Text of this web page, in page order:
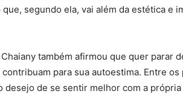
segundo ela, vai além da estética e
também afirmou que quer parar
para sua autoestima. Entre os
desejo de se sentir melhor com a própria